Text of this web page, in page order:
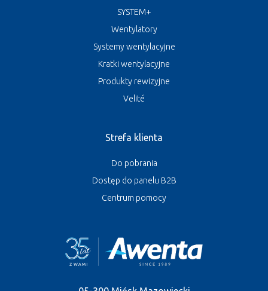
SYSTEM+
Wentylatory
Systemy wentylacyjne
Kratki wentylacyjne
Produkty rewizyjne
Velité
Strefa klienta
Do pobrania
Dostęp do panelu B2B
Centrum pomocy